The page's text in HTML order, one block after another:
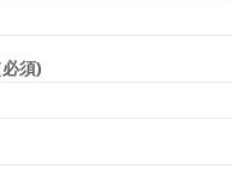
須)